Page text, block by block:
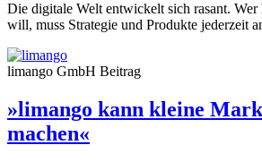
Die digitale Welt entwickelt sich rasant. Wer
will, muss Strategie und Produkte jederzeit
limango GmbH Beitrag
»limango kann kleine
machen«